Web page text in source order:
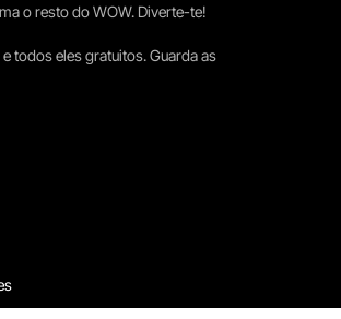
o resto do WOW. Diverte-te!
todos eles gratuitos. Guarda as